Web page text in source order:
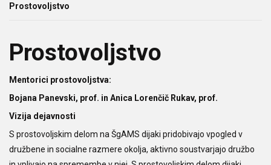
Prostovoljstvo
Prostovoljstvo
Mentorici prostovoljstva:
Bojana Panevski, prof. in Anica Lorenčič Rukav, prof.
Vizija dejavnosti
S prostovoljskim delom na ŠgAMS dijaki pridobivajo vpogled v
družbene in socialne razmere okolja, aktivno soustvarjajo družbo